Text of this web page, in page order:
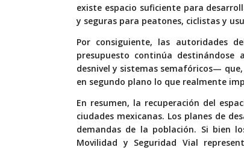
existe espacio suficiente para
y seguras para peatones, ciclistas y
Por consiguiente, las autoridades
presupuesto continúa
desnivel y sistemas semafóricos—
en segundo plano lo que realmente
En resumen, la recuperación del
ciudades mexicanas. Los planes de
demandas de la población. Si bien
Movilidad y Seguridad Vial